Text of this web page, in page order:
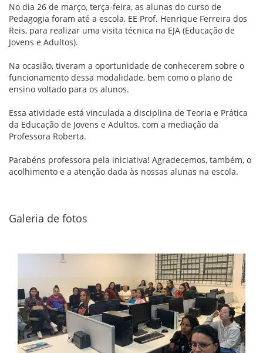
No dia 26 de março, terça-feira, as alunas do curso de
Pedagogia foram até a escola, EE Prof. Henrique Ferreira dos
Reis, para realizar uma visita técnica na EJA (Educação de
Jovens e Adultos).
Na ocasião, tiveram a oportunidade de conhecerem sobre o
funcionamento dessa modalidade, bem como o plano de
ensino voltado para os alunos.
Essa atividade está vinculada a disciplina de Teoria e Prática
da Educação de Jovens e Adultos, com a mediação da
Professora Roberta.
Parabéns professora pela iniciativa! Agradecemos, também, o
acolhimento e a atenção dada às nossas alunas na escola.
Galeria de fotos